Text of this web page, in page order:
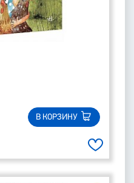
В КОРЗИНУ